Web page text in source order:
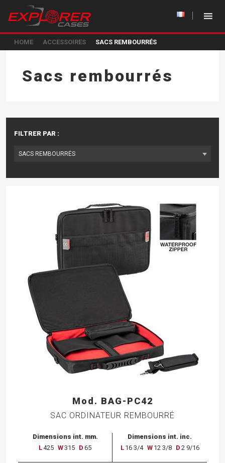
HOME ACCESSOIRES SACS REMBOURRÉS
Sacs rembourrés
FILTRER PAR :
Mod. BAG-PC42
SAC ORDINATEUR REMBOURRÉ
Dimensions int. mm.
L425 W315 D 65
Dimensions int. inc.
L 16 3/4 W 12 3/8 D 2 9/16